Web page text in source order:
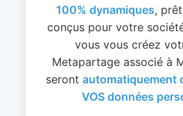
100% dynamiques,
conçus pour votre
vous vous créez
Metapartage associé à
seront automatiquement
VOS données